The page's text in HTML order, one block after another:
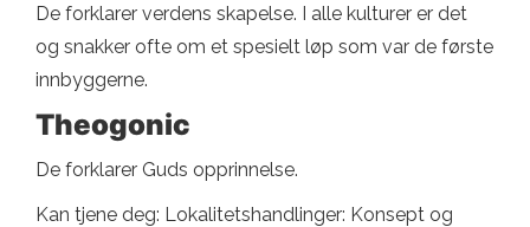
De forklarer verdens skapelse. I alle kulturer er det
og snakker ofte om et spesielt løp som var de første
innbyggerne.
Theogonic
De forklarer Guds opprinnelse.
Kan tjene deg: Lokalitetshandlinger: Konsept og